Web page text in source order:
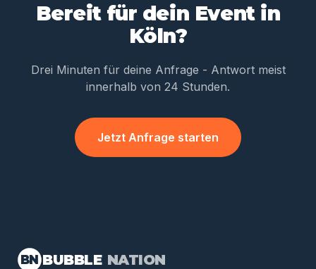
Bereit für dein Event in
Köln?
Drei Minuten für deine Anfrage - Antwort meist
innerhalb von 24 Stunden.
Jetzt Anfrage starten
BN BUBBLE NATION